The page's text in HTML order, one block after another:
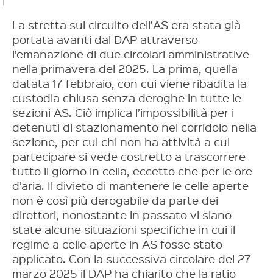
La stretta sul circuito dell’AS era stata già
portata avanti dal DAP attraverso
l’emanazione di due circolari amministrative
nella primavera del 2025. La prima, quella
datata 17 febbraio, con cui viene ribadita la
custodia chiusa senza deroghe in tutte le
sezioni AS. Ciò implica l’impossibilità per i
detenuti di stazionamento nel corridoio nella
sezione, per cui chi non ha attività a cui
partecipare si vede costretto a trascorrere
tutto il giorno in cella, eccetto che per le ore
d’aria. Il divieto di mantenere le celle aperte
non è così più derogabile da parte dei
direttori, nonostante in passato vi siano
state alcune situazioni specifiche in cui il
regime a celle aperte in AS fosse stato
applicato. Con la successiva circolare del 27
marzo 2025 il DAP ha chiarito che la ratio